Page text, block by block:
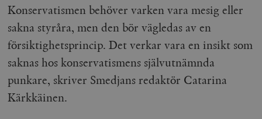
Konservatismen behöver varken vara mesig eller
sakna styråra, men den bör vägledas av en
försiktighetsprincip. Det verkar vara en insikt som
saknas hos konservatismens självutnämnda
punkare, skriver Smedjans redaktör Catarina
Kärkkäinen.